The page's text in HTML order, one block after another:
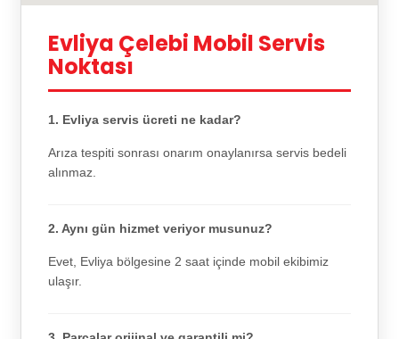
Evliya Çelebi Mobil Servis
Noktası
1. Evliya servis ücreti ne kadar?
Arıza tespiti sonrası onarım onaylanırsa servis bedeli
alınmaz.
2. Aynı gün hizmet veriyor musunuz?
Evet, Evliya bölgesine 2 saat içinde mobil ekibimiz
ulaşır.